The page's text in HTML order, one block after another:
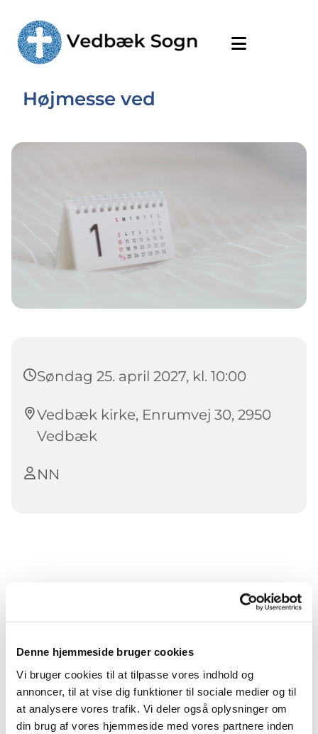
Denne hjemmeside bruger cookies
Vi bruger cookies til at tilpasse vores indhold og
annoncer, til at vise dig funktioner til sociale medier og til
at analysere vores trafik. Vi deler også oplysninger om
din brug af vores hjemmeside med vores partnere inden
Højmesse ved
Søndag 25. april 2027, kl. 10:00
Vedbæk kirke, Enrumvej 30, 2950
Vedbæk
NN